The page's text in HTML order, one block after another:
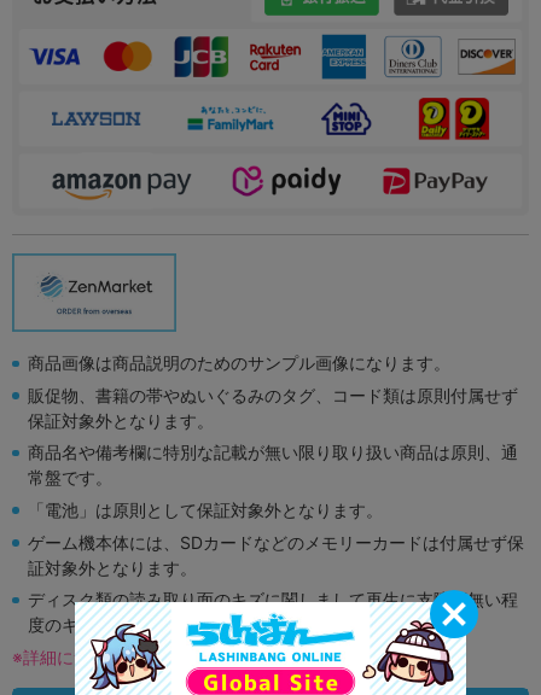
商品画像は商品説明のためのサンプル画像になります。
販促物、書籍の帯やぬいぐるみのタグ、コード類は原則付属せず
保証対象外となります。
商品名や備考欄に特別な記載が無い限り取り扱い商品は原則、通
常盤です。
「電池」は原則として保証対象外となります。
ゲーム機本体には、SDカードなどのメモリーカードは付属せず保
証対象外となります。
ディスク類の読み取り面のキズに関しまして再生に支障が無い程
度のキズがある場合がございます。
※詳細につきましてはコチラ